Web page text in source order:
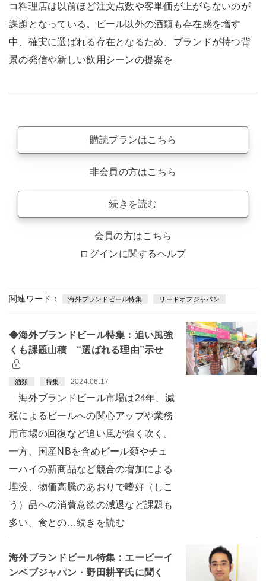
コ料理店は以前ほど注文点数や客単価が上がらないのが
課題となっている。ビール以外の酒類も存在感を増す
中、確実に選ばれる存在となるため、ブランドが持つ背
景の発信や新しい飲用シーンの提案を
購読プランはこちら
非会員の方はこちら
続きを読む
会員の方はこちら
ログインに関するヘルプ
関連ワード： 海外ブランドビール特集 リードオフジャパン
◆海外ブランドビール特集：追い風強
くも課題山積 “選ばれる理由”示せ
酒類 特集 2024.06.17
海外ブランドビール市場は24年、減
税によるビールへの関心アップや業務
用市場の回復など追い風が強く吹く。
一方、国産NBを含めビール類やチュ
ーハイの新商品など競合の増加による
埋没、物価高騰のあおりで嗜好（しこ
う）品への消費意欲の減退など課題も
多い。食との…続きを読む
海外ブランドビール特集：エービーイ
ンベブジャパン・野田耕平氏に聞く